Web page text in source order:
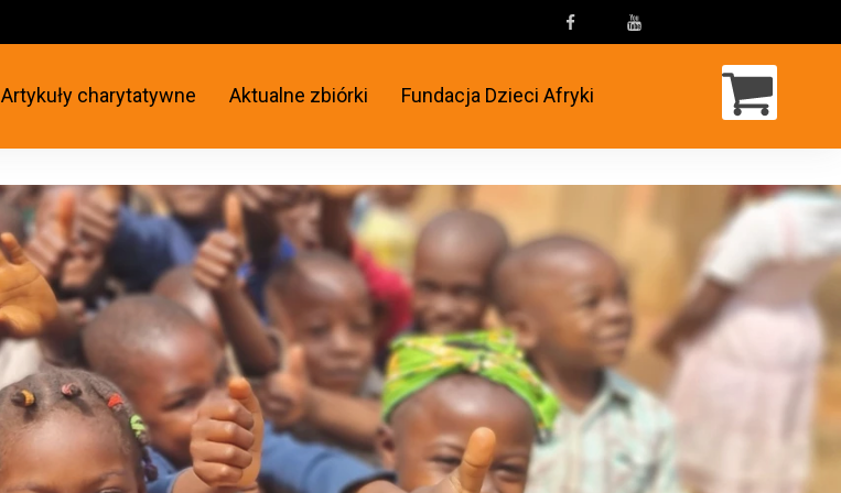
Artykuły charytatywne Aktualne zbiórki Fundacja Dzieci Afryki